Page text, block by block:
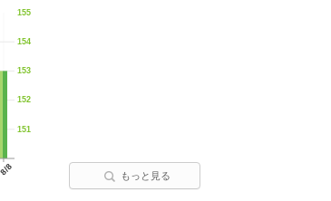
8/8
151
152
153
154
155
もっと見る